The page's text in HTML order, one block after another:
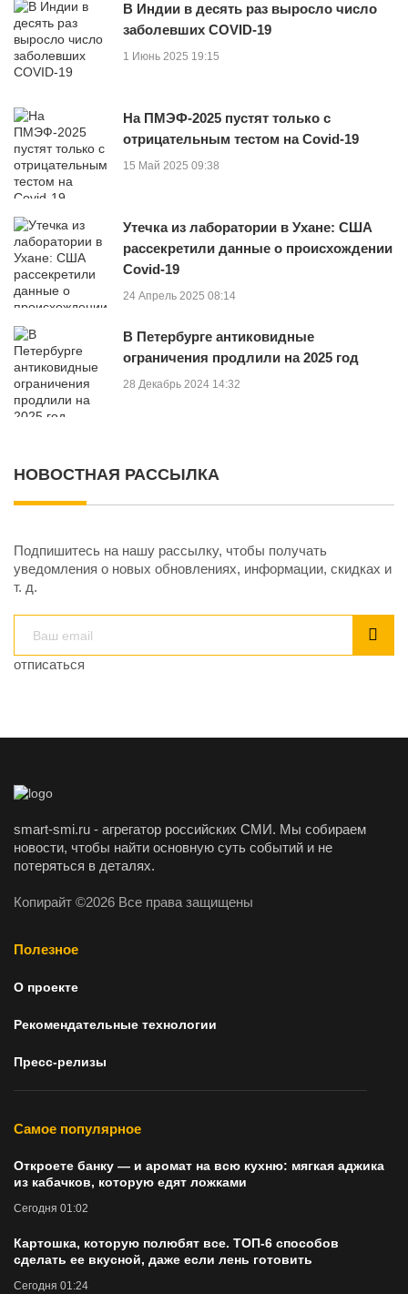
В Индии в десять раз выросло число
заболевших COVID-19
1 Июнь 2025 19:15
На ПМЭФ-2025 пустят только с
отрицательным тестом на Covid-19
15 Май 2025 09:38
Утечка из лаборатории в Ухане: США
рассекретили данные о происхождении
Covid-19
24 Апрель 2025 08:14
В Петербурге антиковидные
ограничения продлили на 2025 год
28 Декабрь 2024 14:32
НОВОСТНАЯ РАССЫЛКА
Подпишитесь на нашу рассылку, чтобы получать
уведомления о новых обновлениях, информации, скидках и
т. д.
отписаться
smart-smi.ru - агрегатор российских СМИ. Мы собираем
новости, чтобы найти основную суть событий и не
потеряться в деталях.
Копирайт ©2026 Все права защищены
Полезное
О проекте
Рекомендательные технологии
Пресс-релизы
Самое популярное
Откроете банку — и аромат на всю кухню: мягкая аджика
из кабачков, которую едят ложками
Сегодня 01:02
Картошка, которую полюбят все. ТОП-6 способов
сделать ее вкусной, даже если лень готовить
Сегодня 01:24